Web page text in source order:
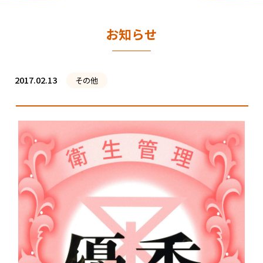
お知らせ
2017.02.13 その他